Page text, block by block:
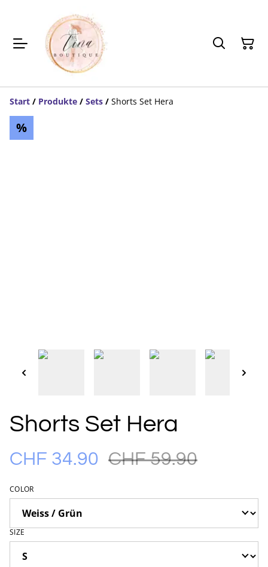
Start / Produkte / Sets / Shorts Set Hera
%
Shorts Set Hera
CHF 34.90 CHF 59.90
COLOR
SIZE